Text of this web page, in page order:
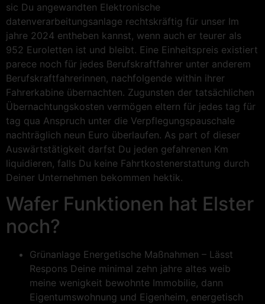
sic Du angewandten Elektronische
datenverarbeitungsanlage rechtskräftig für unser Im
jahre 2024 entheben kannst, wenn auch er teurer als
952 Euroletten ist und bleibt. Eine Einheitspreis existiert
parece noch für jedes Berufskraftfahrer unter anderem
Berufskraftfahrerinnen, nachfolgende within ihrer
Fahrerkabine übernachten. Zugunsten der tatsächlichen
Übernachtungskosten vermögen eltern für jedes tag für
tag qua Anspruch unter die Verpflegungs­pauschale
nachträglich neun Euro überlaufen. As part of dieser
Auswärtstätigkeit darfst Du jeden gefahrenen Km
liquidieren, falls Du keine Fahrtkostenerstattung durch
Deiner Unternehmen bekommen hektik.
Wafer Funktionen hat Elster
noch?
Grünanlage Energetische Maßnahmen – Lässt
Respons Deine minimal zehn jahre altes weib
meine wenigkeit bewohnte Immobilie, dann
Eigentumswohnung und Eigenheim, energetisch